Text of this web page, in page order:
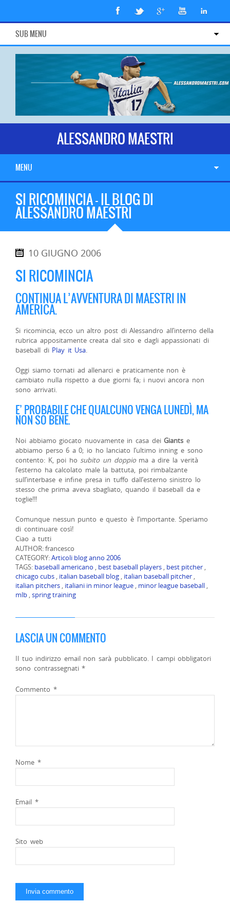
SUB MENU
ALESSANDRO MAESTRI
MENU
SI RICOMINCIA – IL BLOG DI
ALESSANDRO MAESTRI
10 GIUGNO 2006
SI RICOMINCIA
CONTINUA L’AVVENTURA DI MAESTRI IN
AMERICA.
Si ricomincia, ecco un altro post di Alessandro all’interno della
rubrica appositamente creata dal sito e dagli appassionati di
baseball di Play it Usa.
Oggi siamo tornati ad allenarci e praticamente non è
cambiato nulla rispetto a due giorni fa; i nuovi ancora non
sono arrivati.
E’ PROBABILE CHE QUALCUNO VENGA LUNEDÌ, MA
NON SO BENE.
Noi abbiamo giocato nuovamente in casa deiGiants e
abbiamo perso 6 a 0; io ho lanciato l’ultimo inning e sono
contento: K, poi ho subito un doppioma a dire la verità
l’esterno ha calcolato male la battuta, poi rimbalzante
sull’interbase e infine presa in tuffo dall’esterno sinistro lo
stesso che prima aveva sbagliato, quando il baseball da e
toglie!!!
Comunque nessun punto e questo è l’importante. Speriamo
di continuare così!
Ciao a tutti
AUTHOR: francesco
CATEGORY:Articoli blog anno 2006
TAGS: baseball americano , best baseball players , best pitcher ,
chicago cubs , italian baseball blog , italian baseball pitcher ,
italian pitchers , italiani in minor league , minor league baseball ,
mlb ,spring training
LASCIA UN COMMENTO
Il tuo indirizzo email non sarà pubblicato. I campi obbligatori
sono contrassegnati*
Commento *
Nome *
Email *
Sito web